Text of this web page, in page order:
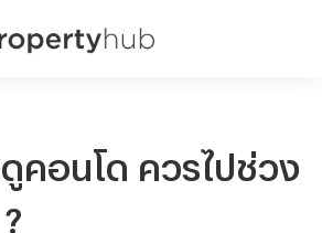
ดูคอนโด ควรไปช่วง